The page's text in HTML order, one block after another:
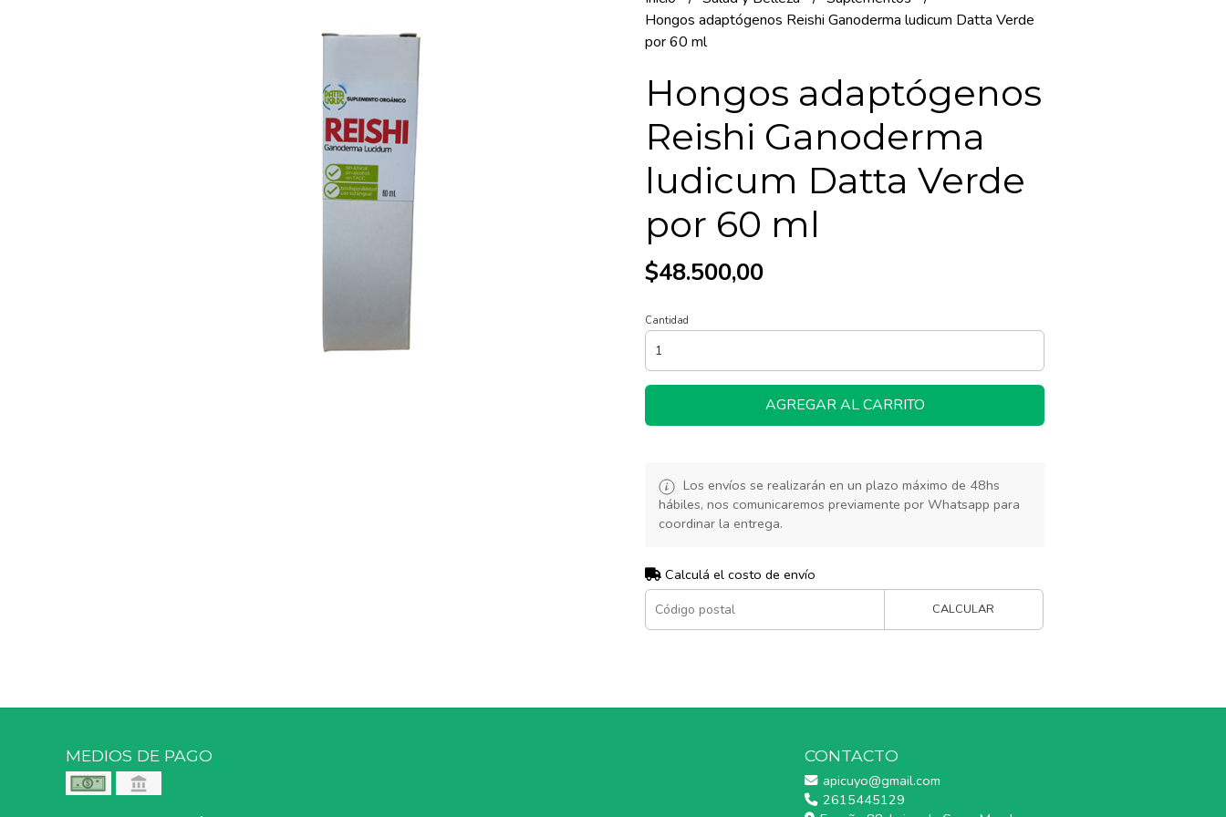
Hongos adaptógenos Reishi Ganoderma ludicum Datta Verde
por 60 ml
Hongos adaptógenos
Reishi Ganoderma
ludicum Datta Verde
por 60 ml
$48.500,00
Cantidad
AGREGAR AL CARRITO
Los envíos se realizarán en un plazo máximo de 48hs
hábiles, nos comunicaremos previamente por Whatsapp para
coordinar la entrega.
Calculá el costo de envío
CALCULAR
MEDIOS DE PAGO CONTACTO
apicuyo@gmail.com
2615445129